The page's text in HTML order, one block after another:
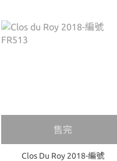
售完
Clos Du Roy 2018-編號